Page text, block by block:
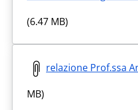
(6.47 MB)
relazione Prof.ssa
MB)